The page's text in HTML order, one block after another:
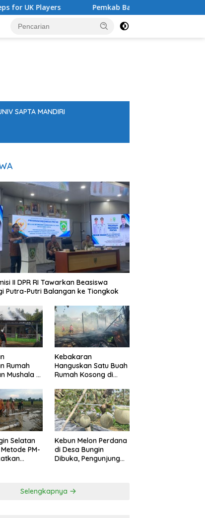
Pemkab Balangan Salurkan Bantuan Pendidikan
SAPTA MANDIRI
II DPR RI Tawarkan Beasiswa
Putra-Putri Balangan ke Tiongkok
Rumah
Mushala di
Kebakaran
Hanguskan Satu Buah
Rumah Kosong di
Selatan
PM-
Kebun Melon Perdana
di Desa Bungin
Dibuka, Pengunjung
Selengkapnya